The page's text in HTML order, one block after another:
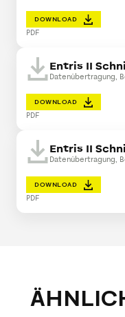
DOWNLOAD
PDF
Entris II
Datenübertragung,
DOWNLOAD
PDF
Entris II
Datenübertragung,
DOWNLOAD
PDF